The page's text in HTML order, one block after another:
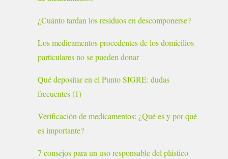
¿Cuánto tardan los residuos en descomponerse?
Los medicamentos procedentes de los domicilios
particulares no se pueden donar
Qué depositar en el Punto SIGRE: dudas
frecuentes (1)
Verificación de medicamentos: ¿Qué es y por qué
es importante?
7 consejos para un uso responsable del plástico